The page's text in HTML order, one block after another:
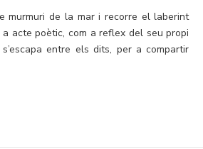
murmuri de la mar i recorre el laberint
acte poètic, com a reflex del seu propi
entre els dits, per a compartir